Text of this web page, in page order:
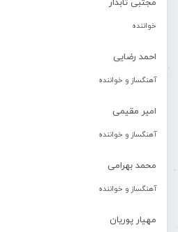
مجتبی تابدار
خواننده
احمد رضایی
آهنگساز و خواننده
امیر مقیمی
آهنگساز و خواننده
محمد بهرامی
آهنگساز و خواننده
مهیار پوریان